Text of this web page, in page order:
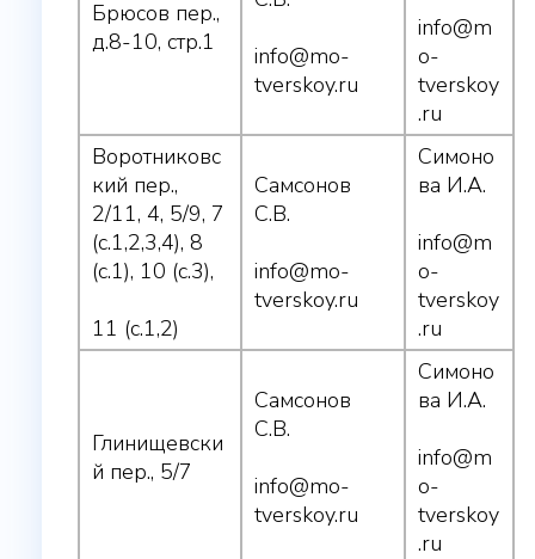
Брюсов пер.,
д.8-10, стр.1
info@mo-
tverskoy.ru
info@m
o-
tverskoy
.ru
Воротниковс
кий пер.,
2/11, 4, 5/9, 7
(с.1,2,3,4), 8
(с.1), 10 (с.3),
11 (с.1,2)
Самсонов
С.В.
info@mo-
tverskoy.ru
Симоно
ва И.А.
info@m
o-
tverskoy
.ru
Глинищевски
й пер., 5/7
Самсонов
С.В.
info@mo-
tverskoy.ru
Симоно
ва И.А.
info@m
o-
tverskoy
.ru